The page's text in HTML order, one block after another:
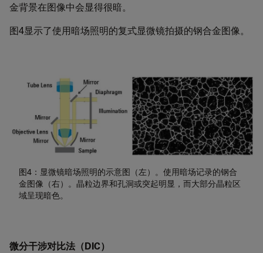
金背景在图像中会显得很暗。
图4显示了使用暗场照明的复式显微镜拍摄的钢合金图像。
图4：显微镜暗场照明的示意图（左）。使用暗场记录的钢合
金图像（右）。晶粒边界和孔洞或突起明显，而大部分晶粒区
域呈现暗色。
微分干涉对比法（DIC）